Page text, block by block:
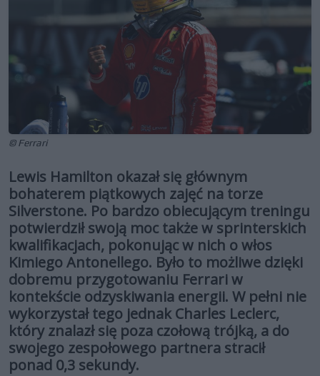
© Ferrari
Lewis Hamilton okazał się głównym
bohaterem piątkowych zajęć na torze
Silverstone. Po bardzo obiecującym treningu
potwierdził swoją moc także w sprinterskich
kwalifikacjach, pokonując w nich o włos
Kimiego Antonellego. Było to możliwe dzięki
dobremu przygotowaniu Ferrari w
kontekście odzyskiwania energii. W pełni nie
wykorzystał tego jednak Charles Leclerc,
który znalazł się poza czołową trójką, a do
swojego zespołowego partnera stracił
ponad 0,3 sekundy.